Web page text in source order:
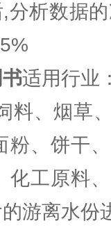
分析数据
适用行业
料、烟草
粉、饼干
化工原料
游离水份